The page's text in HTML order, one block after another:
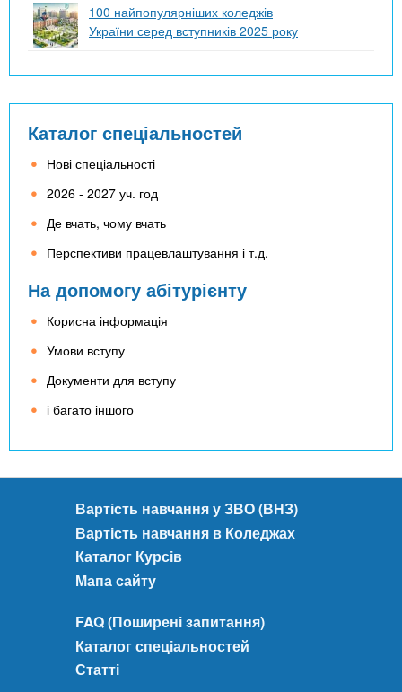
100 найпопулярніших коледжів
України серед вступників 2025 року
Каталог спеціальностей
Нові спеціальності
2026 - 2027 уч. год
Де вчать, чому вчать
Перспективи працевлаштування і т.д.
На допомогу абітурієнту
Корисна інформація
Умови вступу
Документи для вступу
і багато іншого
Вартість навчання у ЗВО (ВНЗ)
Вартість навчання в Коледжах
Каталог Курсів
Мапа сайту
FAQ (Поширені запитання)
Каталог спеціальностей
Статті